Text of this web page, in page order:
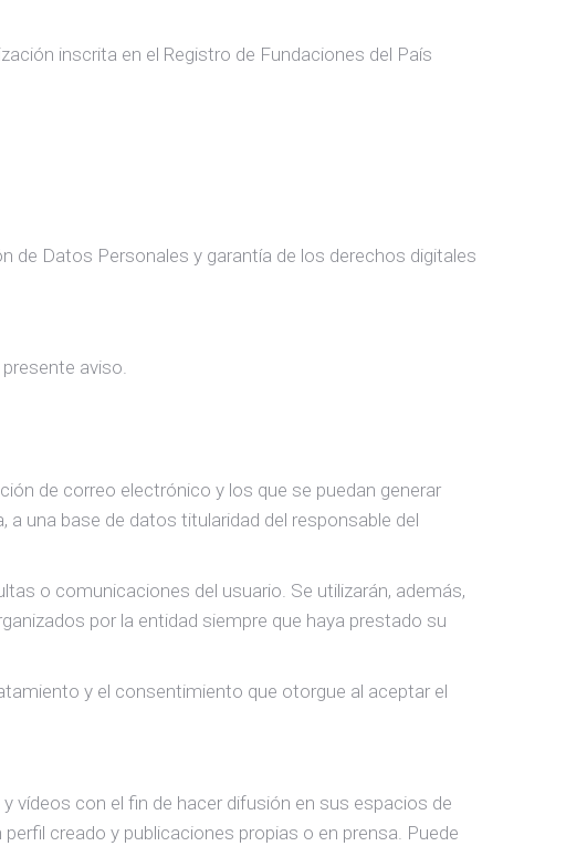
inscrita en el Registro de Fundaciones del País
de Datos Personales y garantía de los derechos digitales
aviso.
de correo electrónico y los que se puedan generar
una base de datos titularidad del responsable del
o comunicaciones del usuario. Se utilizarán, además,
por la entidad siempre que haya prestado su
y el consentimiento que otorgue al aceptar el
vídeos con el fin de hacer difusión en sus espacios de
creado y publicaciones propias o en prensa. Puede